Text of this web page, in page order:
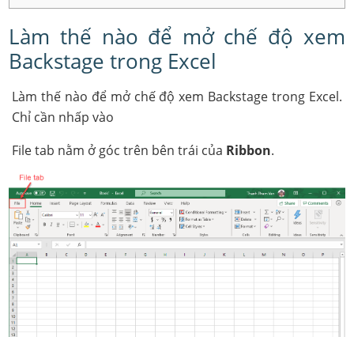
Làm thế nào để mở chế độ xem
Backstage trong Excel
Làm thế nào để mở chế độ xem Backstage trong Excel.
Chỉ cần nhấp vào
File tab nằm ở góc trên bên trái của Ribbon.